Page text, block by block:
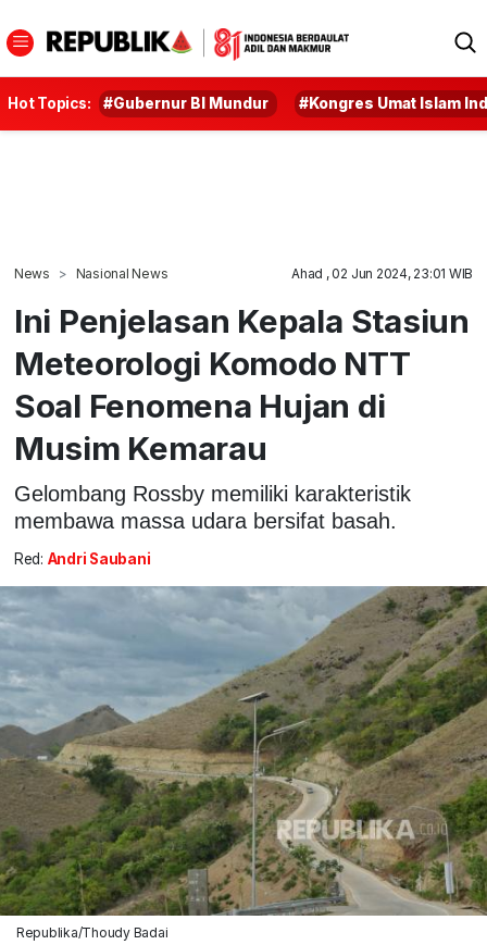
Hot Topics: #Gubernur BI Mundur #Kongres Umat Islam
News Nasional News Ahad , 02 Jun 2024, 23:01 WIB
Ini Penjelasan Kepala Stasiun
Meteorologi Komodo NTT
Soal Fenomena Hujan di
Musim Kemarau
Gelombang Rossby memiliki karakteristik
membawa massa udara bersifat basah.
Red: Andri Saubani
Republika/Thoudy Badai